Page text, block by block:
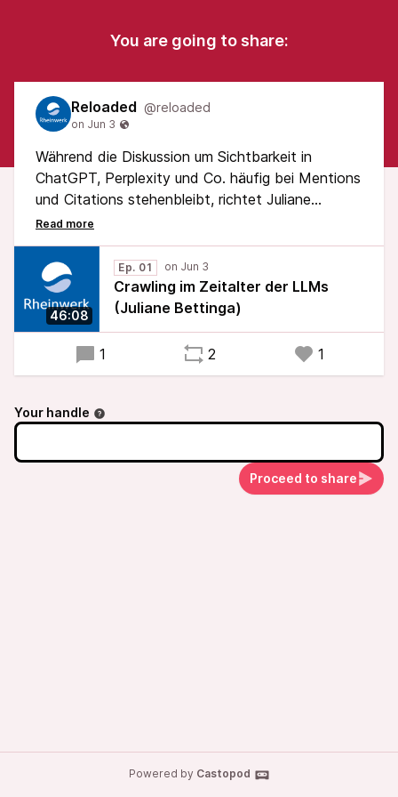
You are going to share:
Reloaded @reloaded
Während die Diskussion um Sichtbarkeit in
ChatGPT, Perplexity und Co. häufig bei Mentions
und Citations stehenbleibt, richtet Juliane
Bettinga den Blick auf das Fundament: die
technische Infrastruktur. Sie zeigt, warum
klassisches Crawl- und Indexmanagement durch
die neuen KI-Bots an Bedeutung gewinnt, wie du
strukturelle Barrieren erkennst und wie sich
Serverlogs als »Analytics für Crawler« nutzen
lassen.
46:08
Ep. 01
Crawling im Zeitalter der LLMs
(Juliane Bettinga)
1 2 1
Your handle
Proceed to share
Powered by Castopod